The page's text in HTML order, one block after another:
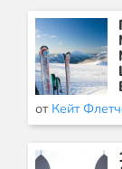
от Кейт